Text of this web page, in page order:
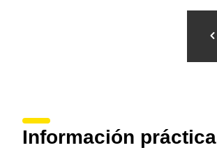
Información práctica